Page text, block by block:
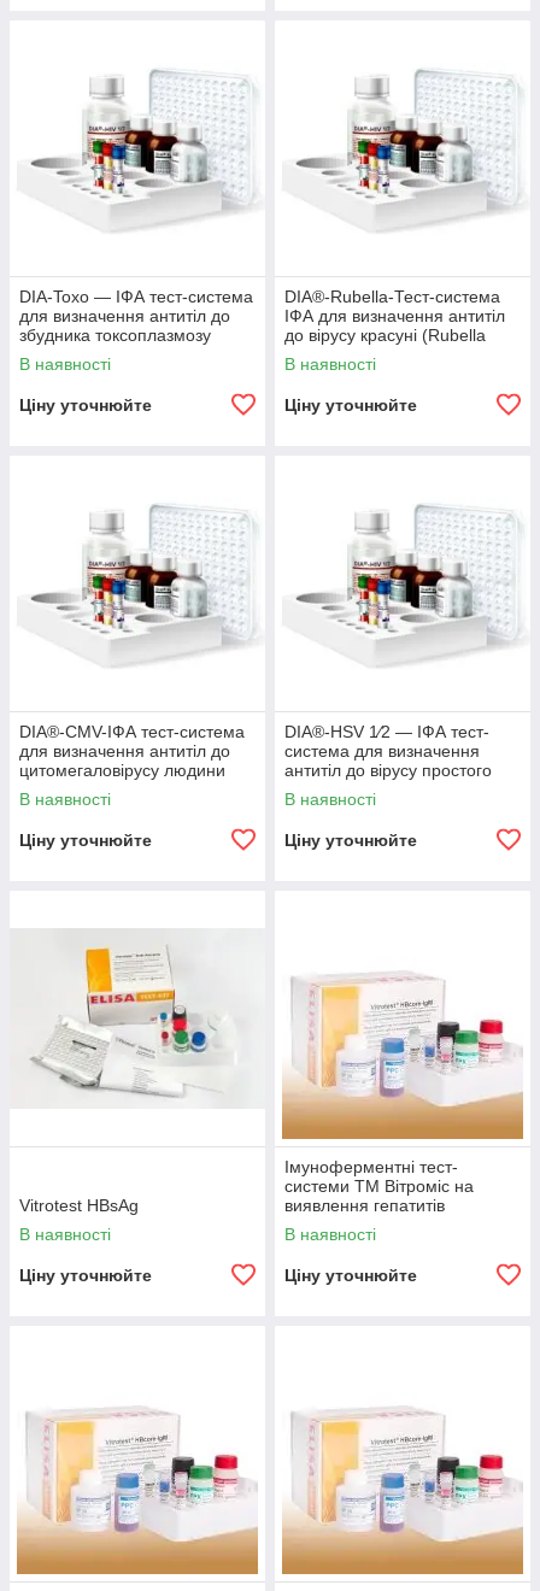
DIA-Toxo — ІФА тест-система
для визначення антитіл до
збудника токсоплазмозу
людини (Toxoplasma gondii)
В наявності
Ціну уточнюйте
DIA®-Rubella-Тест-система
ІФА для визначення антитіл
до вірусу красуні (Rubella
Virus)
В наявності
Ціну уточнюйте
DIA®-CMV-IФА тест-система
для визначення антитіл до
цитомегаловірусу людини
В наявності
Ціну уточнюйте
DIA®-HSV 1⁄2 — ІФА тест-
система для визначення
антитіл до вірусу простого
герпесу 1 і 2 типів.
В наявності
Ціну уточнюйте
Vitrotest HBsAg
В наявності
Ціну уточнюйте
Імуноферментні тест-
системи ТМ Вітроміс на
виявлення гепатитів
В наявності
Ціну уточнюйте